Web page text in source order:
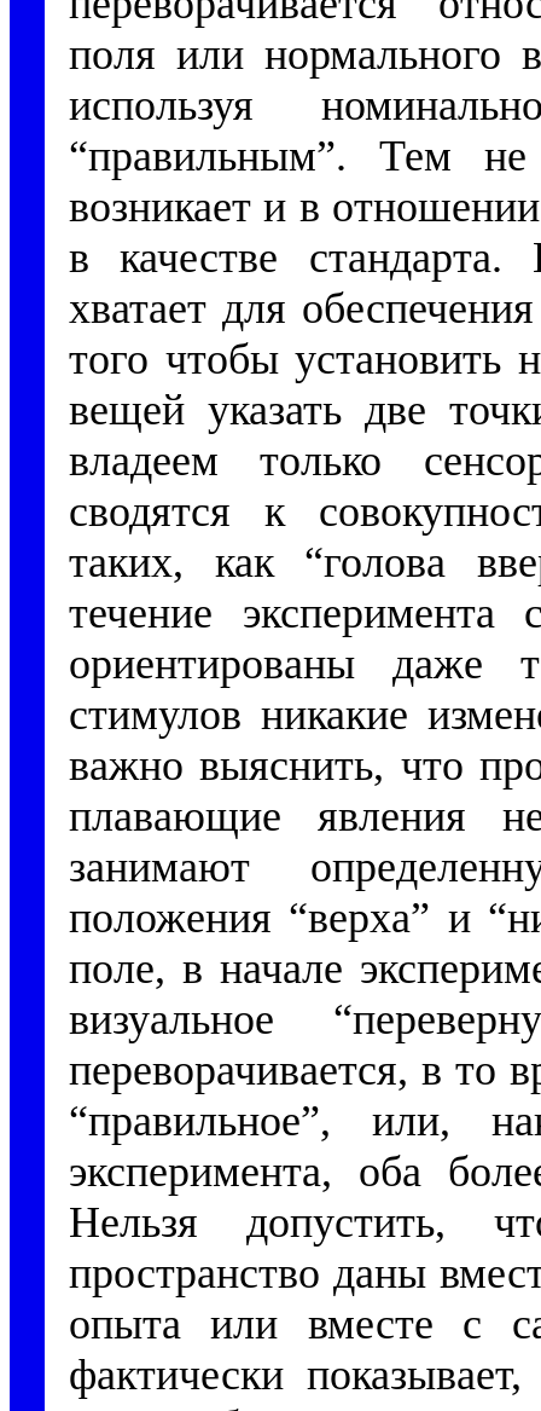
поля или нормального
используя
“правильным”. Тем
возникает и в
в качестве
хватает для
того чтобы установить
вещей указать две
владеем только
сводятся к
таких, как “голова
течение
ориентированы даже
стимулов никакие
важно выяснить, что
плавающие явления
занимают
положения “верха” и
поле, в начале
визуальное
переворачивается, в то
“правильное”, или,
эксперимента, оба
Нельзя допустить,
пространство даны
опыта или вместе с
фактически